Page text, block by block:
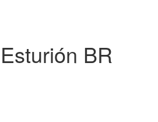
BR